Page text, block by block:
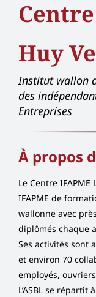
Huy
Institut wallon
des
Entreprises
À propos
Le Centre
IFAPME de
wallonne avec
diplômés chaque
Ses activités sont
et environ 70
employés,
L’ASBL se